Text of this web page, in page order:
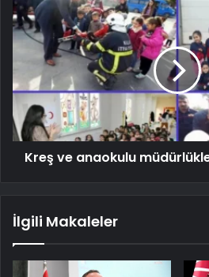
Kreş ve anaokulu
İlgili Makaleler